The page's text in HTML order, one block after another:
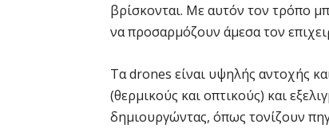
βρίσκονται. Με αυτόν τον τρόπο
να προσαρμόζουν άμεσα τον
Τα drones είναι υψηλής αντοχής
(θερμικούς και οπτικούς) και
δημιουργώντας, όπως τονίζουν